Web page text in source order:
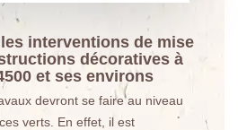
interventions de mise
décoratives à
et ses environs
devront se faire au niveau
verts. En effet, il est